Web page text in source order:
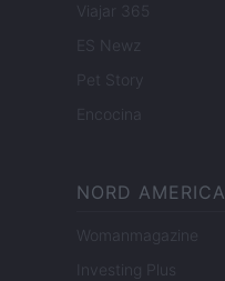
Viajar 365
ES Newz
Pet Story
Encocina
NORD AMERICA
Womanmagazine
Investing Plus